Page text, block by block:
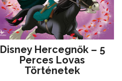
Disney ​Hercegnők – 5
Perces Lovas
Történetek